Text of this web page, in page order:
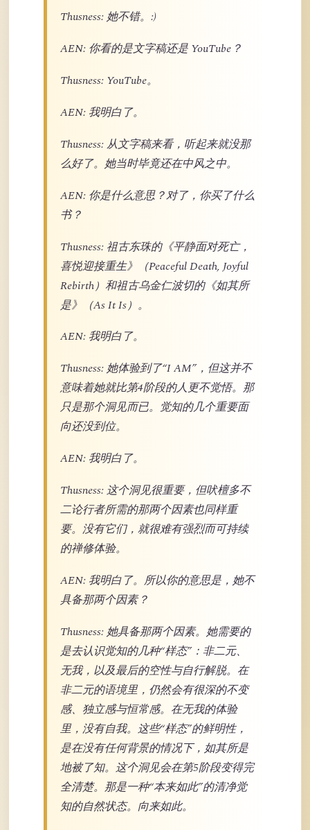
Thusness: 她不错。:)
AEN: 你看的是文字稿还是 YouTube？
Thusness: YouTube。
AEN: 我明白了。
Thusness: 从文字稿来看，听起来就没那
么好了。她当时毕竟还在中风之中。
AEN: 你是什么意思？对了，你买了什么
书？
Thusness: 祖古东珠的《平静面对死亡，
喜悦迎接重生》（Peaceful Death, Joyful
Rebirth）和祖古乌金仁波切的《如其所
是》（As It Is）。
AEN: 我明白了。
Thusness: 她体验到了“I AM”，但这并不
意味着她就比第4阶段的人更不觉悟。那
只是那个洞见而已。觉知的几个重要面
向还没到位。
AEN: 我明白了。
Thusness: 这个洞见很重要，但吠檀多不
二论行者所需的那两个因素也同样重
要。没有它们，就很难有强烈而可持续
的禅修体验。
AEN: 我明白了。所以你的意思是，她不
具备那两个因素？
Thusness: 她具备那两个因素。她需要的
是去认识觉知的几种“样态”：非二元、
无我，以及最后的空性与自行解脱。在
非二元的语境里，仍然会有很深的不变
感、独立感与恒常感。在无我的体验
里，没有自我。这些“样态”的鲜明性，
是在没有任何背景的情况下，如其所是
地被了知。这个洞见会在第5阶段变得完
全清楚。那是一种“本来如此”的清净觉
知的自然状态。向来如此。